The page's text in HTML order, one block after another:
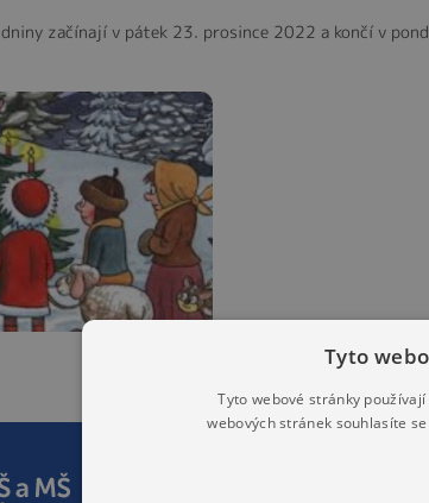
začínají v pátek 23. prosince 2022 a končí v
Tyto
Tyto webové stránky
webových stránek souhlasíte